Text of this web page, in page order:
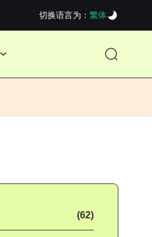
切换语言为： 繁体
(62)